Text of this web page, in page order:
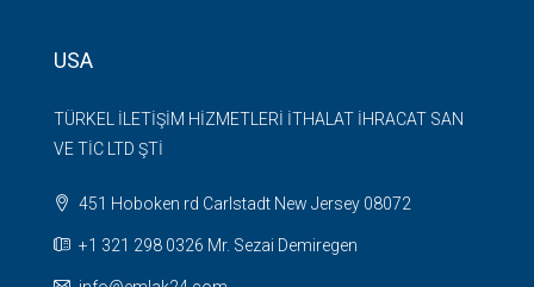
USA
TÜRKEL İLETİŞİM HİZMETLERİ İTHALAT İHRACAT SAN
VE TİC LTD ŞTİ
451 Hoboken rd Carlstadt New Jersey 08072
+1 321 298 0326 Mr. Sezai Demiregen